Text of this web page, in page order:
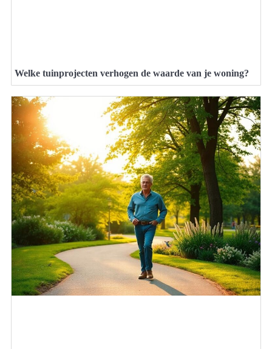
Welke tuinprojecten verhogen de waarde van je woning?